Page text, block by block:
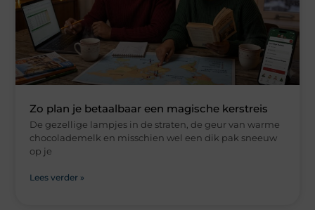
Zo plan je betaalbaar een magische kerstreis
De gezellige lampjes in de straten, de geur van warme
chocolademelk en misschien wel een dik pak sneeuw
op je
Lees verder »